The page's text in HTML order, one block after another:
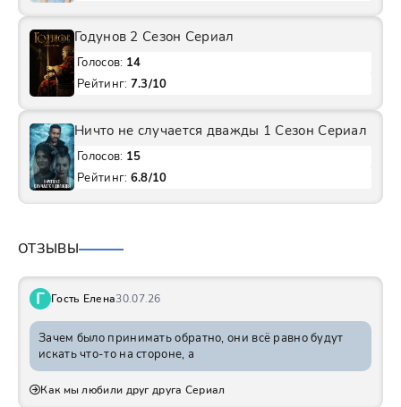
Годунов 2 Сезон Сериал
Голосов: 14
Рейтинг: 7.3/10
Ничто не случается дважды 1 Сезон Сериал
Голосов: 15
Рейтинг: 6.8/10
ОТЗЫВЫ
Г Гость Елена30.07.26
Зачем было принимать обратно, они всё равно будут
искать что-то на стороне, а
Как мы любили друг друга Сериал